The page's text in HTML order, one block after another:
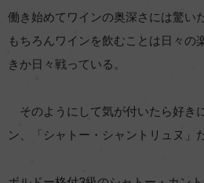
働き始めてワインの奥深さには驚い
もちろんワインを飲むことは日々
きか日々戦っている。
そのようにして気が付いたら好き
ン、「シャトー・シャントリュヌ」だ